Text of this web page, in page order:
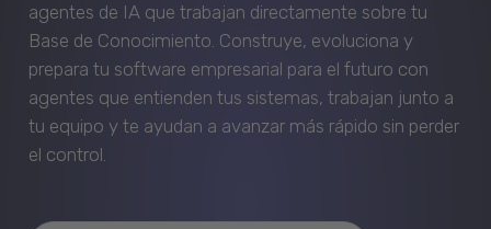
agentes de IA que trabajan directamente sobre tu
Base de Conocimiento. Construye, evoluciona y
prepara tu software empresarial para el futuro con
agentes que entienden tus sistemas, trabajan junto a
tu equipo y te ayudan a avanzar más rápido sin perder
el control.